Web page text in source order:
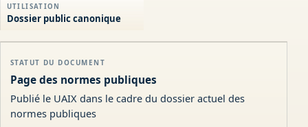
UTILISATION
Dossier public canonique
STATUT DU DOCUMENT
Page des normes publiques
Publié le UAIX dans le cadre du dossier actuel des
normes publiques